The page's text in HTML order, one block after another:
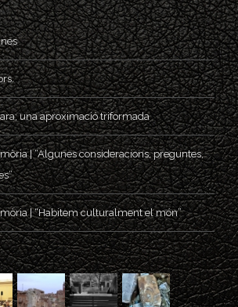
una aproximació triformada
| “Algunes consideracions, preguntes,
| “Habitem culturalment el món”